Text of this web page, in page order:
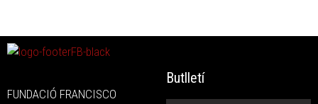
FUNDACIÓ FRANCISCO
Butlletí